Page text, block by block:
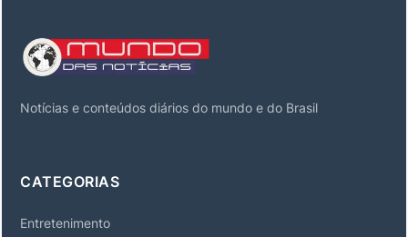
Notícias e conteúdos diários do mundo e do Brasil
CATEGORIAS
Entretenimento